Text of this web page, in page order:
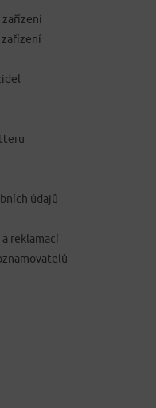
údajů
reklamací